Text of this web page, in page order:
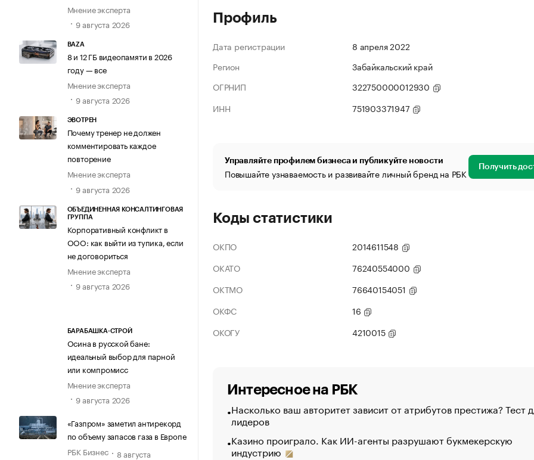
Мнение эксперта
9 августа 2026
BAZA
8 и 12 ГБ видеопамяти в 2026
году — все
Мнение эксперта
9 августа 2026
ЭВОТРЕН
Почему тренер не должен
комментировать каждое
повторение
Мнение эксперта
9 августа 2026
ОБЪЕДИНЕННАЯ КОНСАЛТИНГОВАЯ
ГРУППА
Корпоративный конфликт в
ООО: как выйти из тупика, если
не договориться
Мнение эксперта
9 августа 2026
БАРАБАШКА-СТРОЙ
Осина в русской бане:
идеальный выбор для парной
или компромисс
Мнение эксперта
9 августа 2026
«Газпром» заметил антирекорд
по объему запасов газа в Европе
РБК Бизнес
8 августа
Профиль
Дата регистрации
8 апреля 2022
Регион
Забайкальский край
ОГРНИП
322750000012930
ИНН
751903371947
Управляйте профилем бизнеса и публикуйте новости
Повышайте узнаваемость и развивайте личный бренд на РБК Получить
Коды статистики
ОКПО
2014611548
ОКАТО
76240554000
ОКТМО
76640154051
ОКФС
16
ОКОГУ
4210015
Интересное на РБК
Насколько ваш авторитет зависит от атрибутов престижа? Тест
лидеров
Казино проиграло. Как ИИ-агенты разрушают букмекерскую
индустрию